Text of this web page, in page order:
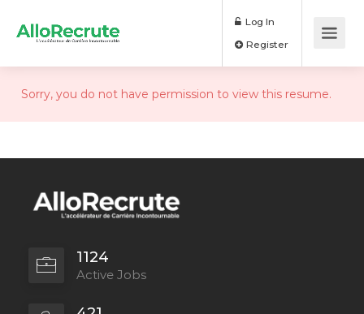
Log In
Sorry, you do not have permission to view this resume.
1124
Active Jobs